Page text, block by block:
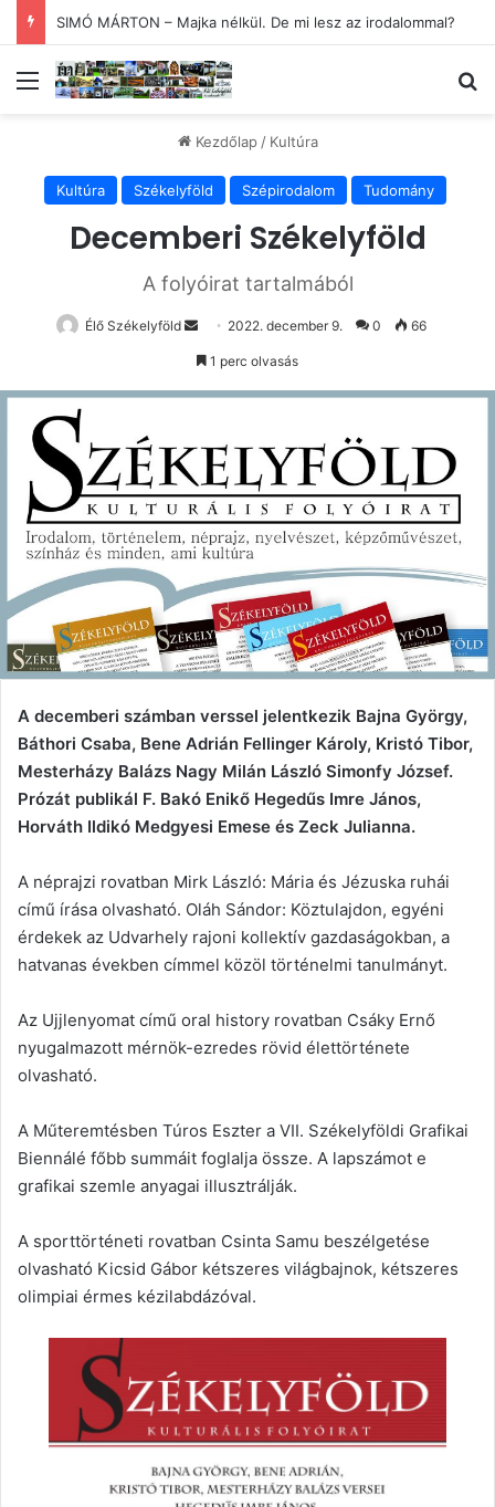
SIMÓ MÁRTON – Majka nélkül. De mi lesz az irodalommal?
Menü
Kezdőlap / Kultúra
Kultúra Székelyföld Szépirodalom Tudomány
Decemberi Székelyföld
A folyóirat tartalmából
Élő Székelyföld
Send
an
2022. december 9. 0 66
1 perc olvasás
A decemberi számban verssel jelentkezik Bajna György,
Báthori Csaba, Bene Adrián Fellinger Károly, Kristó Tibor,
Mesterházy Balázs Nagy Milán László Simonfy József.
Prózát publikál F. Bakó Enikő Hegedűs Imre János,
Horváth Ildikó Medgyesi Emese és Zeck Julianna.
A néprajzi rovatban Mirk László: Mária és Jézuska ruhái
című írása olvasható. Oláh Sándor: Köztulajdon, egyéni
érdekek az Udvarhely rajoni kollektív gazdaságokban, a
hatvanas években címmel közöl történelmi tanulmányt.
Az Ujjlenyomat című oral history rovatban Csáky Ernő
nyugalmazott mérnök-ezredes rövid élettörténete
olvasható.
A Műteremtésben Túros Eszter a VII. Székelyföldi Grafikai
Biennálé főbb summáit foglalja össze. A lapszámot e
grafikai szemle anyagai illusztrálják.
A sporttörténeti rovatban Csinta Samu beszélgetése
olvasható Kicsid Gábor kétszeres világbajnok, kétszeres
olimpiai érmes kézilabdázóval.